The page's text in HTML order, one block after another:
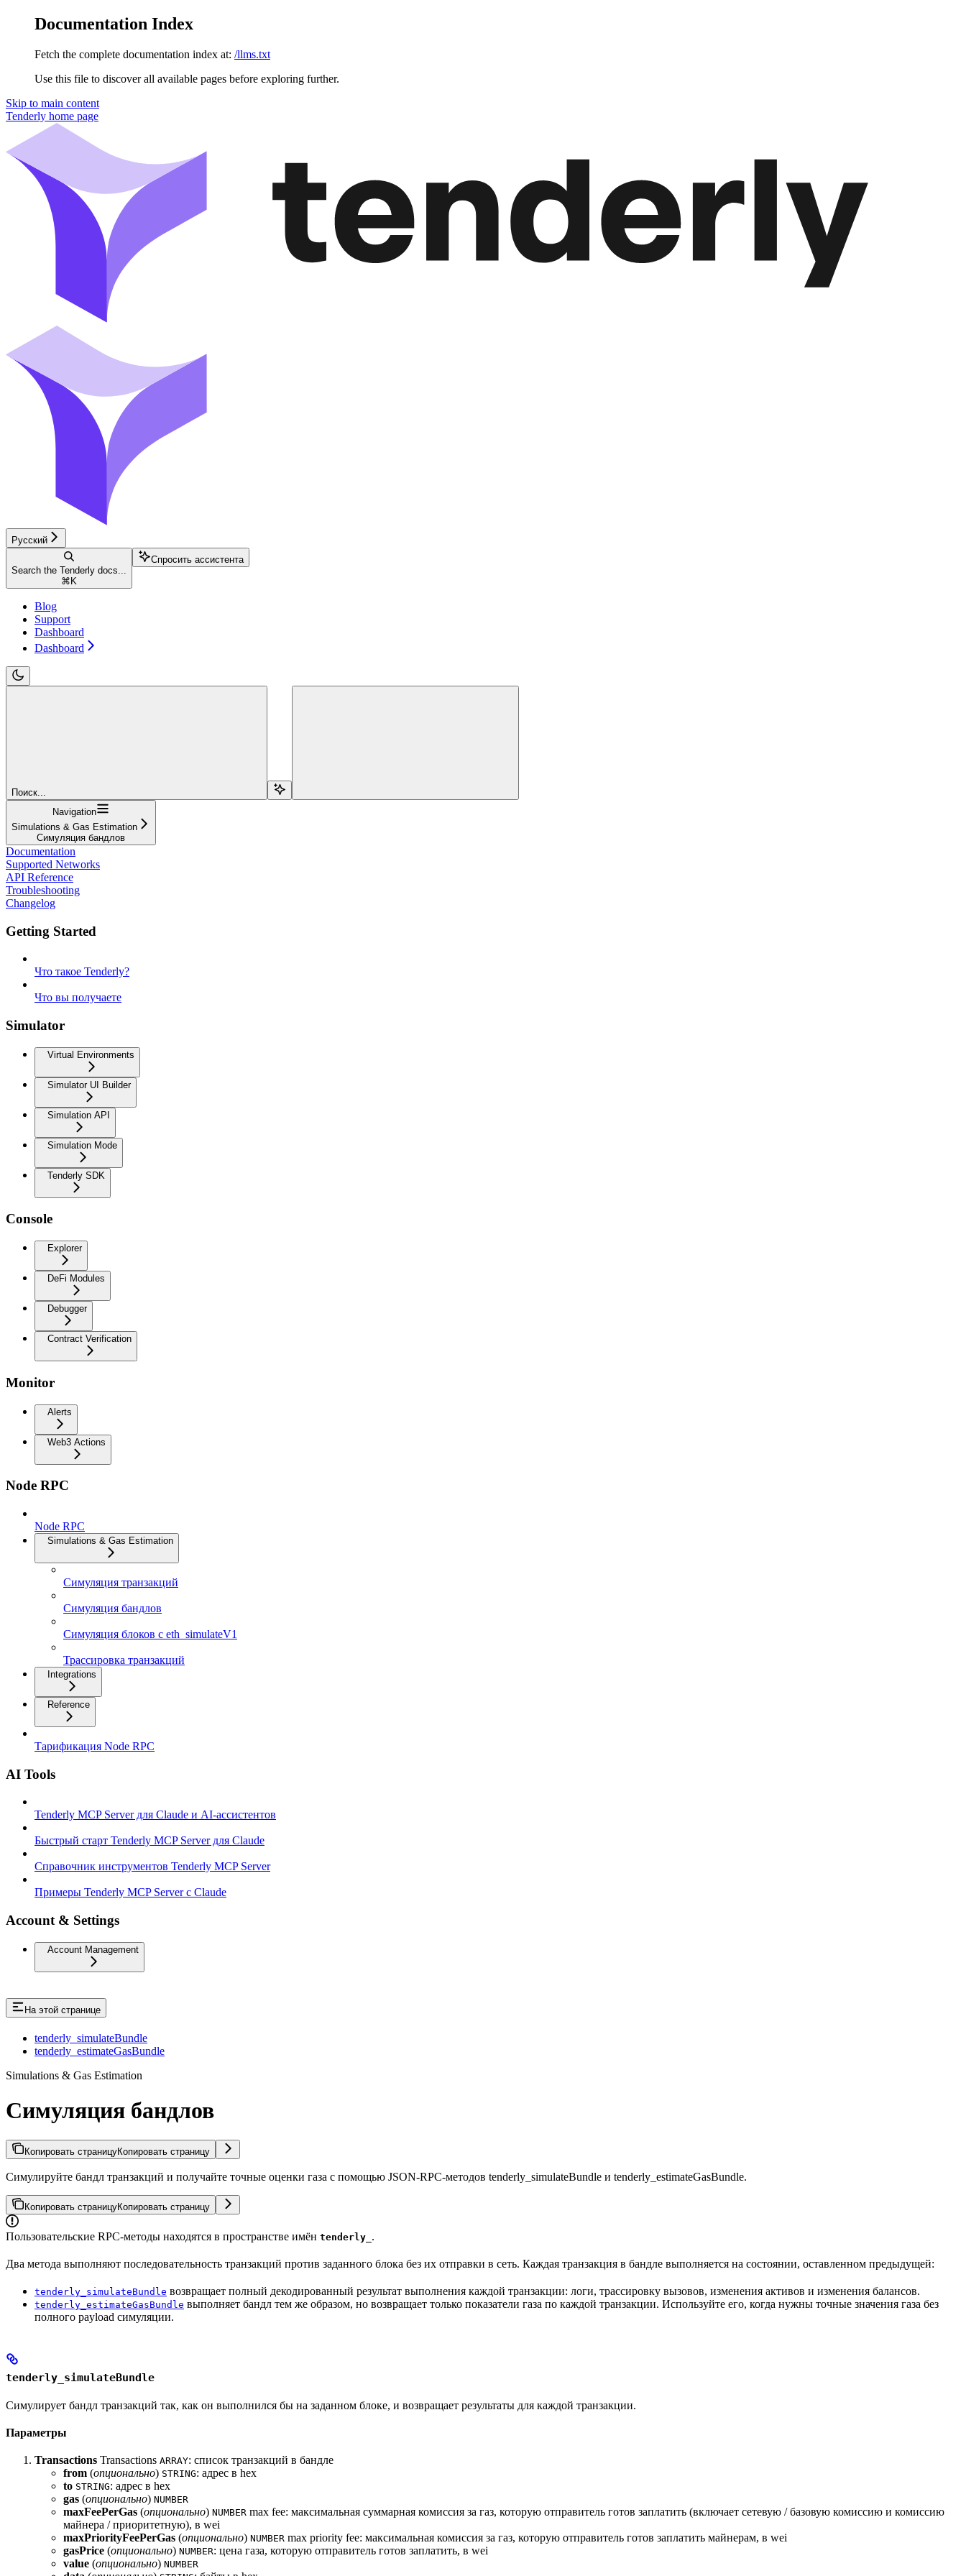
Documentation Index
Fetch the complete documentation index at: /llms.txt
Use this file to discover all available pages before exploring further.
Skip to main content
Tenderly home page
Русский
Search the Tenderly docs...
⌘ K
Спросить ассистента
Blog
Support
Dashboard
Dashboard
Поиск...
Navigation
Simulations & Gas Estimation
Симуляция бандлов
Documentation
Supported Networks
API Reference
Troubleshooting
Changelog
Getting Started
Что такое Tenderly?
Что вы получаете
Simulator
Virtual Environments
Simulator UI Builder
Simulation API
Simulation Mode
Tenderly SDK
Console
Explorer
DeFi Modules
Debugger
Contract Verification
Monitor
Alerts
Web3 Actions
Node RPC
Node RPC
Simulations & Gas Estimation
Симуляция транзакций
Симуляция бандлов
Симуляция блоков с eth_simulateV1
Трассировка транзакций
Integrations
Reference
Тарификация Node RPC
AI Tools
Tenderly MCP Server для Claude и AI-ассистентов
Быстрый старт Tenderly MCP Server для Claude
Справочник инструментов Tenderly MCP Server
Примеры Tenderly MCP Server с Claude
Account & Settings
Account Management
На этой странице
tenderly_simulateBundle
tenderly_estimateGasBundle
Simulations & Gas Estimation
Симуляция бандлов
Копировать страницуКопировать страницу
Симулируйте бандл транзакций и получайте точные оценки газа с помощью JSON-RPC-методов tenderly_simulateBundle и tenderly_estimateGasBundle.
Копировать страницуКопировать страницу
Пользовательские RPC-методы находятся в пространстве имён tenderly_ .
Два метода выполняют последовательность транзакций против заданного блока без их отправки в сеть. Каждая транзакция в бандле выполняется на состоянии, оставленном предыдущей:
tenderly_simulateBundle возвращает полный декодированный результат выполнения каждой транзакции: логи, трассировку вызовов, изменения активов и изменения балансов.
tenderly_estimateGasBundle выполняет бандл тем же образом, но возвращает только показатели газа по каждой транзакции. Используйте его, когда нужны точные значения газа без
полного payload симуляции.
tenderly_simulateBundle
Симулирует бандл транзакций так, как он выполнился бы на заданном блоке, и возвращает результаты для каждой транзакции.
Параметры
Transactions Transactions ARRAY: список транзакций в бандле
from (опционально) STRING: адрес в hex
to STRING: адрес в hex
gas (опционально) NUMBER
maxFeePerGas (опционально) NUMBER max fee: максимальная суммарная комиссия за газ, которую отправитель готов заплатить (включает сетевую / базовую комиссию и комиссию
майнера / приоритетную), в wei
maxPriorityFeePerGas (опционально) NUMBER max priority fee: максимальная комиссия за газ, которую отправитель готов заплатить майнерам, в wei
gasPrice (опционально) NUMBER: цена газа, которую отправитель готов заплатить, в wei
value (опционально) NUMBER